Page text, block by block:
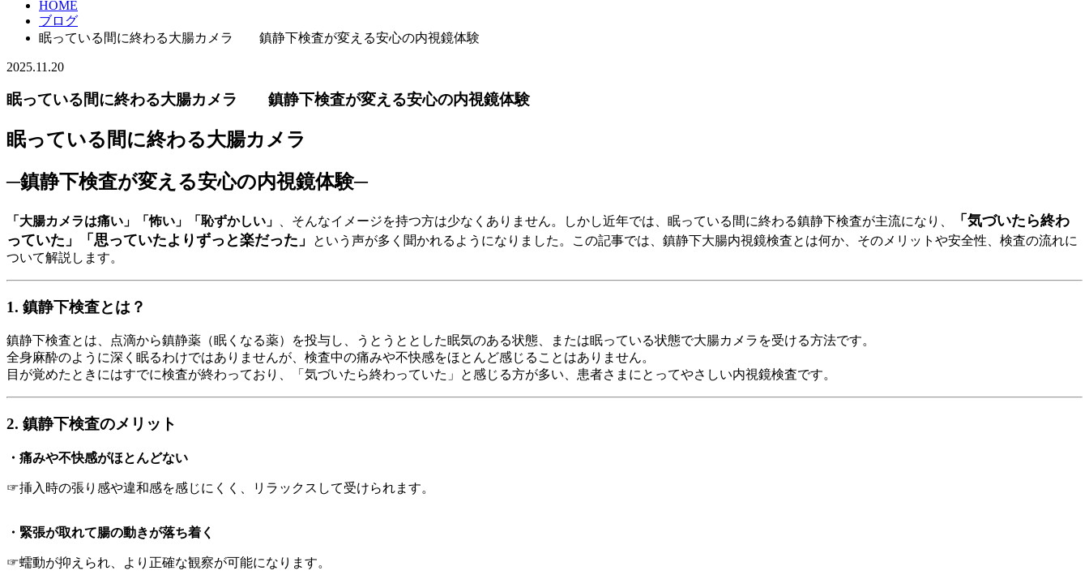
HOME
ブログ
眠っている間に終わる大腸カメラ 鎮静下検査が変える安心の内視鏡体験
2025.11.20
眠っている間に終わる大腸カメラ 鎮静下検査が変える安心の内視鏡体験
眠っている間に終わる大腸カメラ
─鎮静下検査が変える安心の内視鏡体験─
「大腸カメラは痛い」「怖い」「恥ずかしい」 、そんなイメージを持つ方は少なくありません。しかし近年では、眠っている間に終わる鎮静下検査が主流になり、
「気づいたら終わ
っていた」「思っていたよりずっと楽だった」
という声が多く聞かれるようになりました。この記事では、鎮静下大腸内視鏡検査とは何か、そのメリットや安全性、検査の流れに
ついて解説します。
1. 鎮静下検査とは？
鎮静下検査とは、点滴から鎮静薬（眠くなる薬）を投与し、うとうととした眠気のある状態、または眠っている状態で大腸カメラを受ける方法です。
全身麻酔のように深く眠るわけではありませんが、検査中の痛みや不快感をほとんど感じることはありません。
目が覚めたときにはすでに検査が終わっており、「気づいたら終わっていた」と感じる方が多い、患者さまにとってやさしい内視鏡検査です。
2. 鎮静下検査のメリット
・痛みや不快感がほとんどない
☞挿入時の張り感や違和感を感じにくく、リラックスして受けられます。
・緊張が取れて腸の動きが落ち着く
☞蠕動が抑えられ、より正確な観察が可能になります。